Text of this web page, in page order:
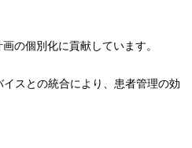
の個別化に貢献しています。
スとの統合により、患者管理の効